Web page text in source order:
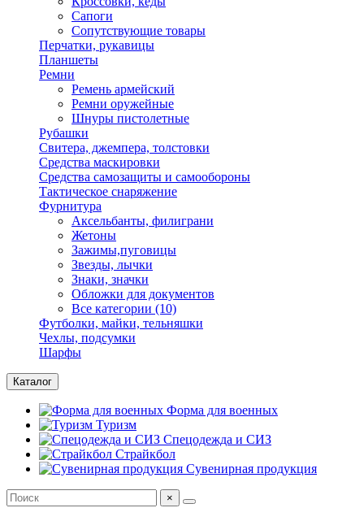
Сапоги
Сопутствующие товары
Перчатки, рукавицы
Планшеты
Ремни
Ремень армейский
Ремни оружейные
Шнуры пистолетные
Рубашки
Свитера, джемпера, толстовки
Средства маскировки
Средства самозащиты и самообороны
Тактическое снаряжение
Фурнитура
Аксельбанты, филиграни
Жетоны
Зажимы,пуговицы
Звезды, лычки
Знаки, значки
Обложки для документов
Все категории (10)
Футболки, майки, тельняшки
Чехлы, подсумки
Шарфы
Каталог
Форма для военных
Туризм
Спецодежда и СИЗ
Страйкбол
Сувенирная продукция
×